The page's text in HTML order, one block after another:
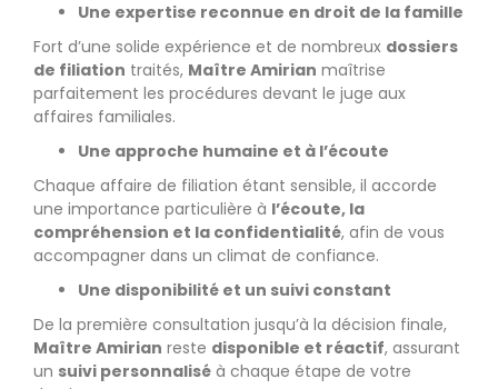
Une expertise reconnue en droit de la famille
Fort d’une solide expérience et de nombreux dossiers
de filiation traités, Maître Amirian maîtrise
parfaitement les procédures devant le juge aux
affaires familiales.
Une approche humaine et à l’écoute
Chaque affaire de filiation étant sensible, il accorde
une importance particulière à l’écoute, la
compréhension et la confidentialité, afin de vous
accompagner dans un climat de confiance.
Une disponibilité et un suivi constant
De la première consultation jusqu’à la décision finale,
Maître Amirian reste disponible et réactif, assurant
un suivi personnalisé à chaque étape de votre